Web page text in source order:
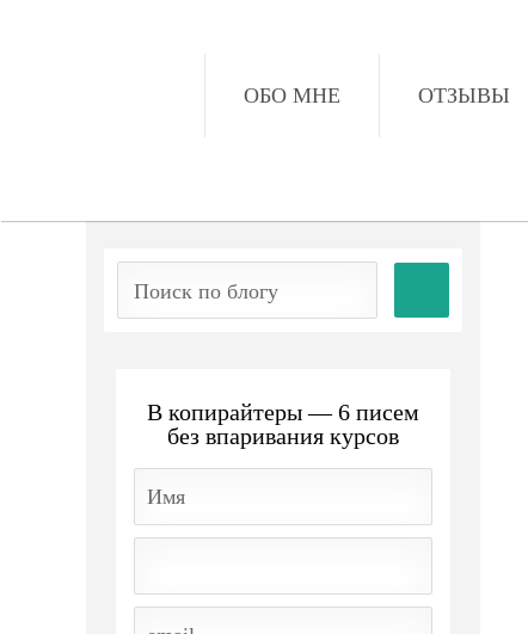
ОБО МНЕ ОТЗЫВЫ
В копирайтеры — 6 писем
без впаривания курсов